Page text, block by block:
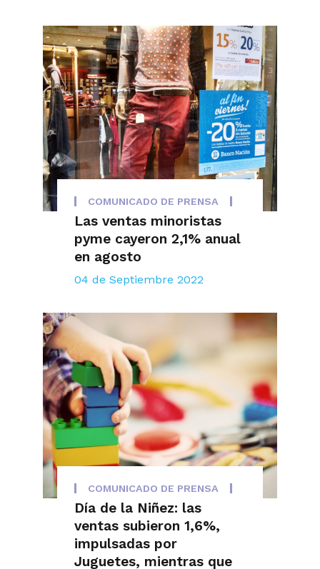
COMUNICADO DE PRENSA
Las ventas minoristas
pyme cayeron 2,1% anual
en agosto
04 de Septiembre 2022
COMUNICADO DE PRENSA
Día de la Niñez: las
ventas subieron 1,6%,
impulsadas por
Juguetes, mientras que